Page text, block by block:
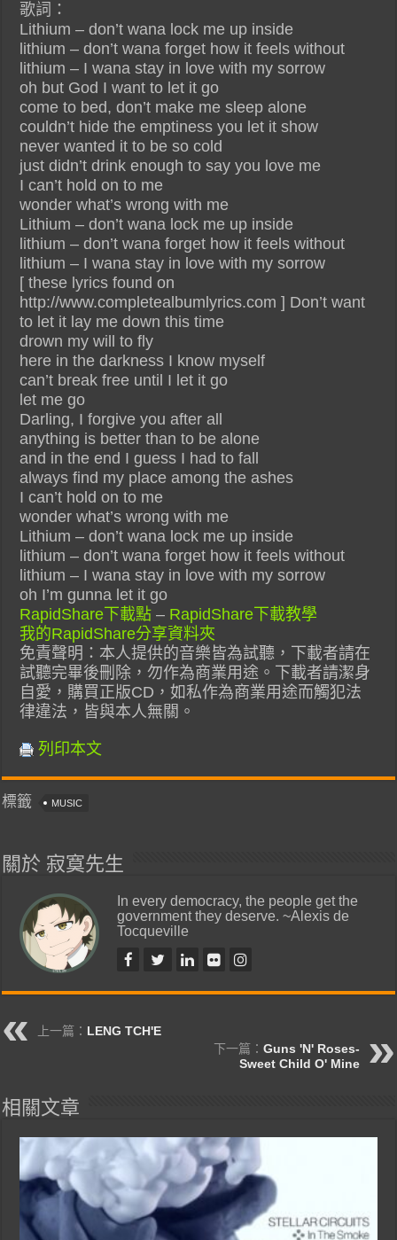
歌詞：
Lithium – don’t wana lock me up inside
lithium – don’t wana forget how it feels without
lithium – I wana stay in love with my sorrow
oh but God I want to let it go
come to bed, don’t make me sleep alone
couldn’t hide the emptiness you let it show
never wanted it to be so cold
just didn’t drink enough to say you love me
I can’t hold on to me
wonder what’s wrong with me
Lithium – don’t wana lock me up inside
lithium – don’t wana forget how it feels without
lithium – I wana stay in love with my sorrow
[ these lyrics found on
http://www.completealbumlyrics.com ] Don’t want
to let it lay me down this time
drown my will to fly
here in the darkness I know myself
can’t break free until I let it go
let me go
Darling, I forgive you after all
anything is better than to be alone
and in the end I guess I had to fall
always find my place among the ashes
I can’t hold on to me
wonder what’s wrong with me
Lithium – don’t wana lock me up inside
lithium – don’t wana forget how it feels without
lithium – I wana stay in love with my sorrow
oh I’m gunna let it go
RapidShare下載點 – RapidShare下載教學
我的RapidShare分享資料夾
免責聲明：本人提供的音樂皆為試聽，下載者請在
試聽完畢後刪除，勿作為商業用途。下載者請潔身
自愛，購買正版CD，如私作為商業用途而觸犯法
律違法，皆與本人無關。
列印本文
標籤 MUSIC
關於 寂寞先生
In every democracy, the people get the
government they deserve. ~Alexis de
Tocqueville
上一篇： LENG TCH'E
下一篇： Guns 'N' Roses-
Sweet Child O' Mine
相關文章